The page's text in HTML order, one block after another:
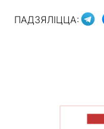
ПАДЗЯЛІЦЦА: